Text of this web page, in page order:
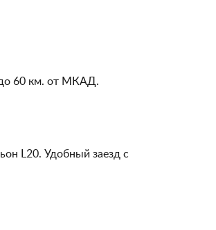
60 км. от МКАД.
L20. Удобный заезд с